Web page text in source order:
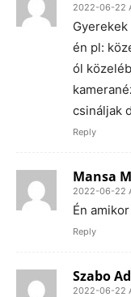
2022-06-22
én pl:
ól
csináljak
Reply
Mansa
2022-06-22
Én
Reply
Szabo
2022-06-22